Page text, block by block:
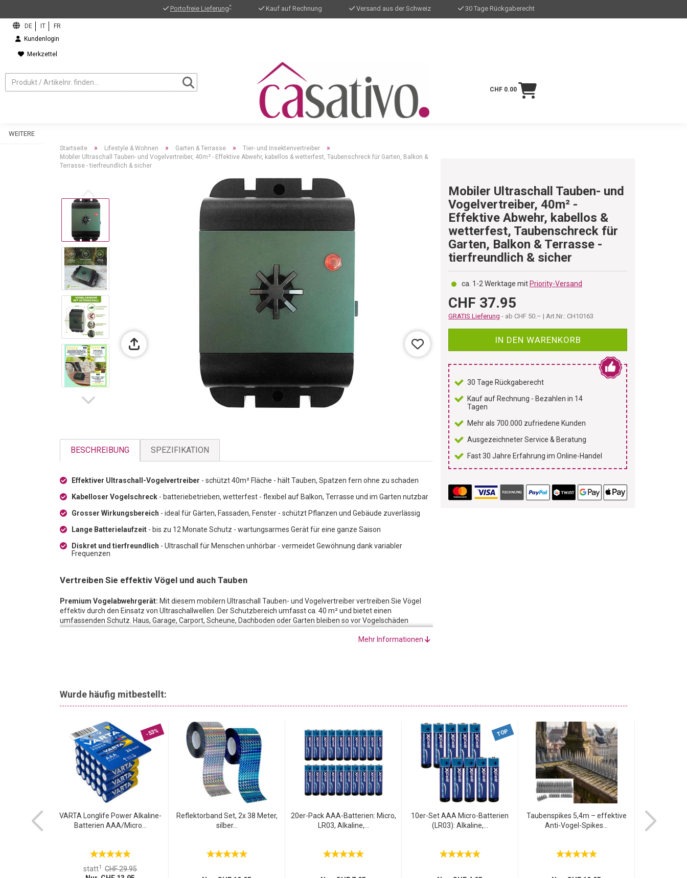
Portofreie Lieferung* Kauf auf Rechnung Versand aus der Schweiz 30 Tage Rückgaberecht
Kundenlogin
Merkzettel
CHF 0.00
WEITERE
Startseite » Lifestyle & Wohnen » Garten & Terrasse » Tier- und Insektenvertreiber »
Mobiler Ultraschall Tauben- und Vogelvertreiber, 40m² - Effektive Abwehr, kabellos & wetterfest, Taubenschreck für Garten, Balkon &
Terrasse - tierfreundlich & sicher
Mobiler Ultraschall Tauben- und
Vogelvertreiber, 40m² -
Effektive Abwehr, kabellos &
wetterfest, Taubenschreck für
Garten, Balkon & Terrasse -
tierfreundlich & sicher
ca. 1-2 Werktage mit Priority-Versand
CHF 37.95
GRATIS Lieferung - ab CHF 50.– | Art.Nr.: CH10163
IN DEN WARENKORB
30 Tage Rückgaberecht
Kauf auf Rechnung - Bezahlen in 14
Tagen
Mehr als 700.000 zufriedene Kunden
Ausgezeichneter Service & Beratung
Fast 30 Jahre Erfahrung im Online-Handel
BESCHREIBUNG SPEZIFIKATION
Effektiver Ultraschall-Vogelvertreiber - schützt 40m² Fläche - hält Tauben, Spatzen fern ohne zu schaden
Kabelloser Vogelschreck - batteriebetrieben, wetterfest - flexibel auf Balkon, Terrasse und im Garten nutzbar
Grosser Wirkungsbereich - ideal für Gärten, Fassaden, Fenster - schützt Pflanzen und Gebäude zuverlässig
Lange Batterielaufzeit - bis zu 12 Monate Schutz - wartungsarmes Gerät für eine ganze Saison
Diskret und tierfreundlich - Ultraschall für Menschen unhörbar - vermeidet Gewöhnung dank variabler
Frequenzen
Vertreiben Sie effektiv Vögel und auch Tauben
Premium Vogelabwehrgerät: Mit diesem mobilern Ultraschall Tauben- und Vogelvertreiber vertreiben Sie Vögel
effektiv durch den Einsatz von Ultraschallwellen. Der Schutzbereich umfasst ca. 40 m² und bietet einen
umfassenden Schutz. Haus, Garage, Carport, Scheune, Dachboden oder Garten bleiben so vor Vogelschäden
Vogelabwehr ist flexibel einsetzbar und die Ultraschallfrequenzen sind speziell zur Vogelabwehr konzipiert, können
Mehr Informationen
Wurde häufig mitbestellt:
RGB, 5m,
-53%
VARTA Longlife Power Alkaline-
Batterien AAA/Micro...
statt1
CHF 29.95
Reflektorband Set, 2x 38 Meter,
silber...
20er-Pack AAA-Batterien: Micro,
LR03, Alkaline,...
TOP
10er-Set AAA Micro-Batterien
(LR03): Alkaline,...
Taubenspikes 5,4m – effektive
Anti-Vogel-Spikes...